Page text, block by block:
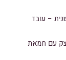
– עובד
עם חמאת